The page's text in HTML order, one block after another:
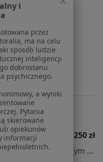
Linert
3
•Mapa
250 zł
Specjalista nie oferuje umawiania online pod tym adresem.
i
przez
ma na celu
sposób ludzie
inteligencji
dobrostanu
psychicznego.
a wyniki
Pytania
skierowane
opiekunów
informacji